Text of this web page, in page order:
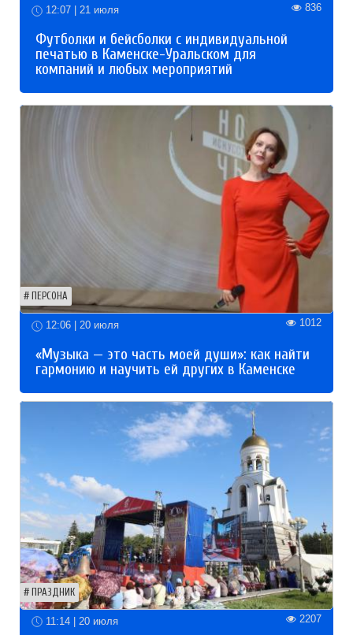
12:07 | 21 июля 836
Футболки и бейсболки с индивидуальной
печатью в Каменске-Уральском для
компаний и любых мероприятий
ПЕРСОНА
12:06 | 20 июля 1012
«Музыка — это часть моей души»: как найти
гармонию и научить ей других в Каменске
ПРАЗДНИК
11:14 | 20 июля 2207